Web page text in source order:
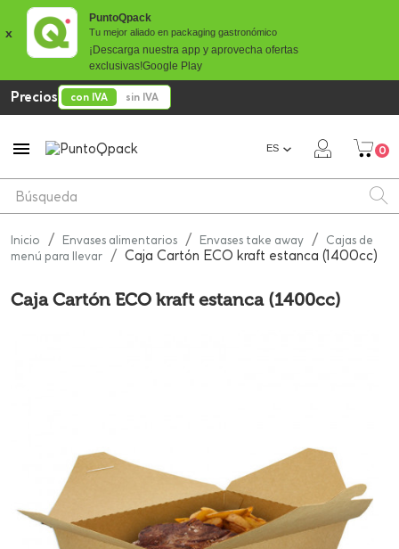
x
PuntoQpack
Tu mejor aliado en packaging gastronómico
¡Descarga nuestra app y aprovecha ofertas
exclusivas!Google Play
Precios con IVA sin IVA
 ES 0
Inicio Envases alimentarios Envases take away
Cajas de
menú para llevar
Caja Cartón ECO kraft estanca (1400cc)
Caja Cartón ECO kraft estanca (1400cc)